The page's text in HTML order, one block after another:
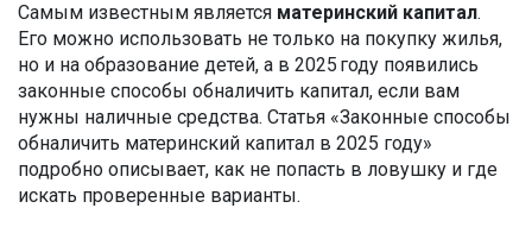
Самым известным является материнский капитал.
Его можно использовать не только на покупку жилья,
но и на образование детей, а в 2025 году появились
законные способы обналичить капитал, если вам
нужны наличные средства. Статья «Законные способы
обналичить материнский капитал в 2025 году»
подробно описывает, как не попасть в ловушку и где
искать проверенные варианты.